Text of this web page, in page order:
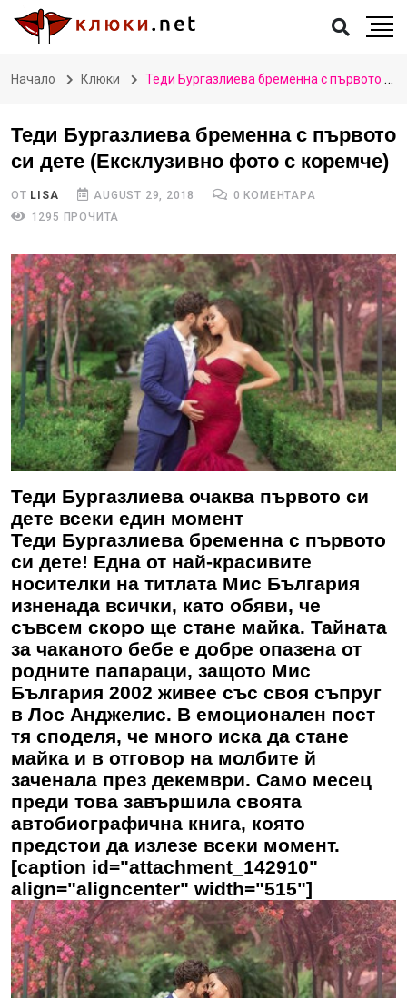
Начало Клюки Теди Бургазлиева бременна с първото си дете (Ексклузивно фото с коремче)
Теди Бургазлиева бременна с първото
си дете (Ексклузивно фото с коремче)
ОТ LISA AUGUST 29, 2018
0 КОМЕНТАРА
1295 ПРОЧИТА
Теди Бургазлиева очаква първото си
дете всеки един момент
Теди Бургазлиева бременна с първото
си дете! Една от най-красивите
носителки на титлата Мис България
изненада всички, като обяви, че
съвсем скоро ще стане майка. Тайната
за чаканото бебе е добре опазена от
родните папараци, защото Мис
България 2002 живее със своя съпруг
в Лос Анджелис. В емоционален пост
тя споделя, че много иска да стане
майка и в отговор на молбите й
заченала през декември. Само месец
преди това завършила своята
автобиографична книга, която
предстои да излезе всеки момент.
[caption id="attachment_142910"
align="aligncenter" width="515"]